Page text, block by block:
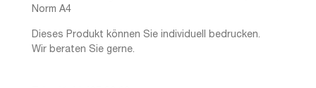
Norm A4
Dieses Produkt können Sie individuell bedrucken.
Wir beraten Sie gerne.